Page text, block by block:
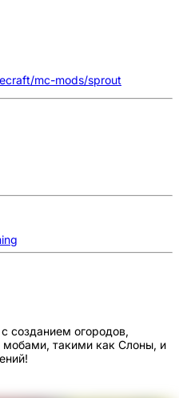
mc-mods/sprout
созданием огородов,
такими как Слоны, и